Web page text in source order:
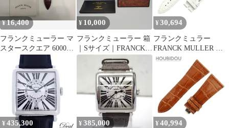
¥16,400
フランクミューラー マ
スタースクエア 6000
KING用 クロコバンド
¥ 10,000
フランクミューラー 箱
｜Sサイズ｜FRANCK
MULLER BOX
¥ 30,694
フランクミュラー
FRANCK MULLER 腕
時計パーツ マスタース
クエア 6000 H用 クロコ
バンド クロコダイル ホ
ワイト 未使用 純正 替
え シャイニー 艶 26mm
ホワイト 白 【中古】
¥ 435,300 ¥385,000 ¥ 40,994